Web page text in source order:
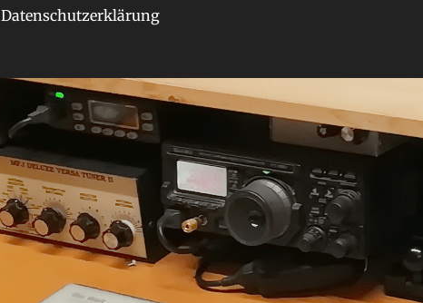
Datenschutzerklärung